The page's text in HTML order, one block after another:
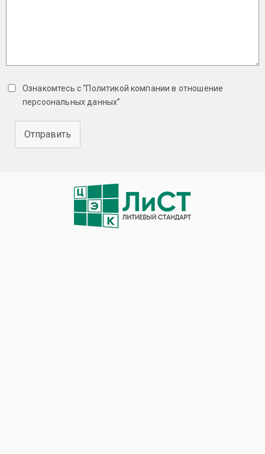
Ознакомтесь с “Политикой компании в отношение
персоональных данных”
Отправить